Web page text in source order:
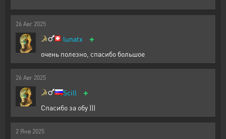
26 Авг 2025
lunatx +
очень полезно, спасибо большое
26 Авг 2025
Scill +
Спасибо за обу )))
2 Янв 2025